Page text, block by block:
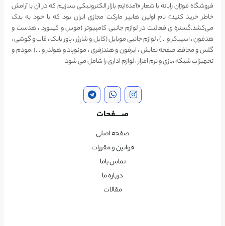
فروشگاه فوژان رایانه با شعار «آمده‌ایم بازار الکترونیکی بسازیم که در آن با آرامش
خاطر خرید کنید» نام اولین هایپر مارکت مجازی ایران بود که با خود به یدک
می‌کشد.گستره ی فعالیت در لوازم جانبی کامپیوتر (موس و کیبورد ، هدست و
هدفون ، اسپیکر و …) ، لوازم جانبی موبایل (کابل و شارژر ، پاور بانک ، قاب و گوشی ،
گلس و محافظ صفحه نمایش ، ایرفون و هندزفری ، مونوپاد و هولدر و …) ،مودم و
تجهیزات شبکه ،بازی و نرم افزار ، لوازم اداری را شامل می شود.
صــــفحات
صفحه اصلی
قوانین و مقررات
تماس باما
درباره ما
مقالات